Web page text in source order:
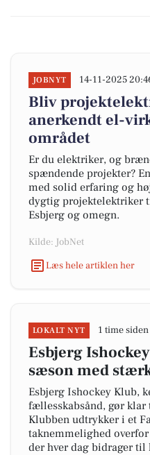
JOBNYT 14-11-2025
Bliv
anerkendt el-
området
Er du elektriker, og
spændende projekter?
med solid erfaring og
dygtig projektelektriker
Esbjerg og omegn.
Kilde: JobNet
Læs hele artiklen her
LOKALT NYT 1 time siden
Esbjerg
sæson med
Esbjerg Ishockey Klub,
fællesskabsånd, gør
Klubben udtrykker i et
taknemmelighed
der hver dag bidrager til